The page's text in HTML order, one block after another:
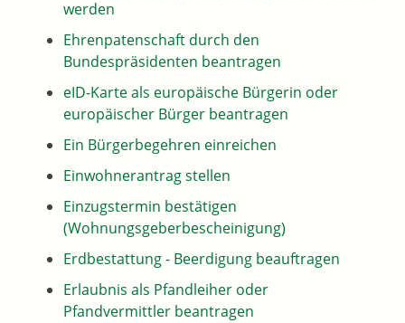
werden
Ehrenpatenschaft durch den
Bundespräsidenten beantragen
eID-Karte als europäische Bürgerin oder
europäischer Bürger beantragen
Ein Bürgerbegehren einreichen
Einwohnerantrag stellen
Einzugstermin bestätigen
(Wohnungsgeberbescheinigung)
Erdbestattung - Beerdigung beauftragen
Erlaubnis als Pfandleiher oder
Pfandvermittler beantragen